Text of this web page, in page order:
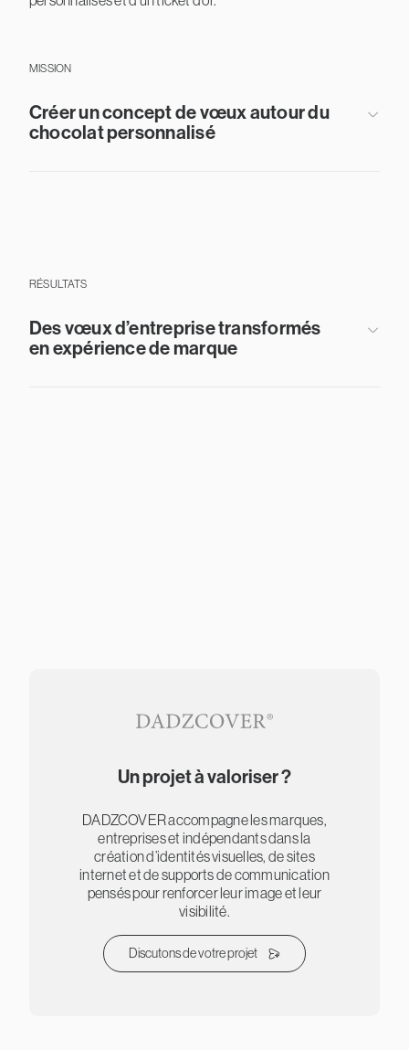
MISSION
Créer un concept de vœux autour du
chocolat personnalisé
RÉSULTATS
Des vœux d’entreprise transformés
en expérience de marque
Un projet à valoriser ?
DADZCOVER accompagne les marques,
entreprises et indépendants dans la
création d’identités visuelles, de sites
internet et de supports de communication
pensés pour renforcer leur image et leur
visibilité.
Discutons de votre projet